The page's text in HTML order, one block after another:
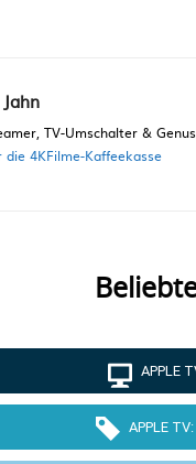
TV-Umschalter &
die 4KFilme-Kaffeekasse
APPLE
APPLE